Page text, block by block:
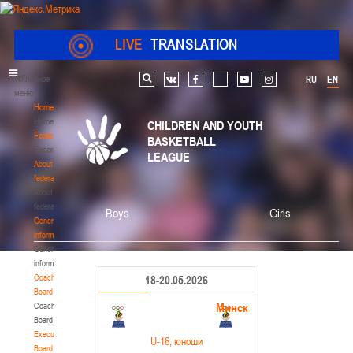
LIVE TRANSLATION
Главное
меню
Home
Home
Federation
Federation
About
federation
About
federation
General
information
General
information
Coaching
Board
Coaching
Board
Executive
Board
RU EN
Search vk facebook youtube instagram
CHILDREN AND YOUTH
BASKETBALL
LEAGUE
Boys Girls
18-20.05.2026
Минск
U-16 , юноши